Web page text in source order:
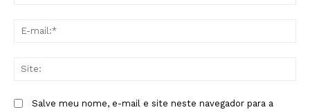
Salve meu nome, e-mail e site neste navegador para a